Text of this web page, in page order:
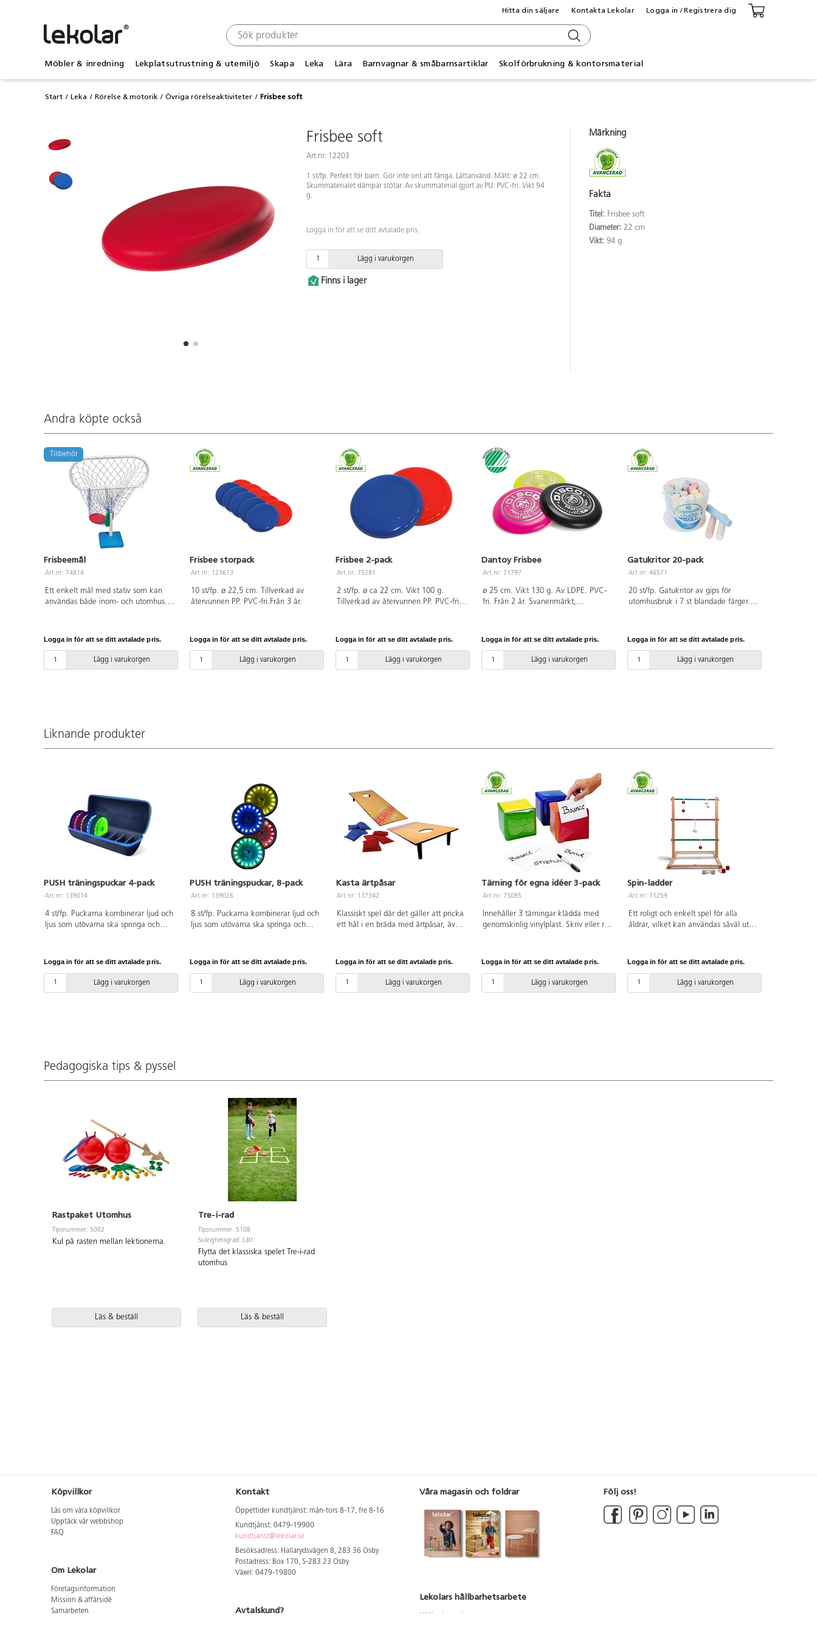
Möbler & inredning Lekplatsutrustning & utemiljö Skapa Leka Lära Barnvagnar & småbarnsartiklar Skolförbrukning & kontorsmaterial
Hitta din säljare Kontakta Lekolar Logga in / Registrera dig
Start Leka Rörelse & motorik Övriga rörelseaktiviteter Frisbee soft
Frisbee soft
Art.nr: 12203
1 st/fp. Perfekt för barn. Gör inte ont att fånga. Lättanvänd. Mått: ø 22 cm.
Skummaterialet dämpar stötar. Av skummaterial gjort av PU. PVC-fri. Vikt 94
g.
Logga in för att se ditt avtalade pris.
Lägg i varukorgen
Finns i lager
Märkning
Fakta
Titel: Frisbee soft
Diameter: 22 cm
Vikt: 94 g
Andra köpte också
Tillbehör
Frisbeemål
Art.nr: 74814
Ett enkelt mål med stativ som kan
användas både inom- och utomhus.
PVC, utan förbjudna ftalater.
Logga in för att se ditt avtalade pris.
Lägg i varukorgen
Frisbee storpack
Art.nr: 123613
10 st/fp. ø 22,5 cm. Tillverkad av
återvunnen PP. PVC-fri.Från 3 år.
Logga in för att se ditt avtalade pris.
Lägg i varukorgen
Frisbee 2-pack
Art.nr: 75281
2 st/fp. ø ca 22 cm. Vikt 100 g.
Tillverkad av återvunnen PP. PVC-fri.
Logga in för att se ditt avtalade pris.
Lägg i varukorgen
Dantoy Frisbee
Art.nr: 71797
ø 25 cm. Vikt 130 g. Av LDPE. PVC-
fri. Från 2 år. Svanenmärkt,
Logga in för att se ditt avtalade pris.
Lägg i varukorgen
Gatukritor 20-pack
Art.nr: 46571
20 st/fp. Gatukritor av gips för
utomhusbruk i 7 st blandade färger.
Logga in för att se ditt avtalade pris.
Lägg i varukorgen
Liknande produkter
PUSH träningspuckar 4-pack
Art.nr: 139014
4 st/fp. Puckarna kombinerar ljud och
ljus som utövarna ska springa och
håller för ca 8 timmars kontinuerligt
användande. Kablar, laddningshub
Logga in för att se ditt avtalade pris.
Lägg i varukorgen
PUSH träningspuckar, 8-pack
Art.nr: 139026
8 st/fp. Puckarna kombinerar ljud och
ljus som utövarna ska springa och
håller för ca 8 timmars kontinuerligt
användande. Kablar och
Logga in för att se ditt avtalade pris.
Lägg i varukorgen
Kasta ärtpåsar
Art.nr: 137342
Klassiskt spel där det gäller att pricka
ett hål i en bräda med ärtpåsar, även
kan vara med. Spelet kan spelas var
som helst, bara du har ett plant
Logga in för att se ditt avtalade pris.
Lägg i varukorgen
Tärning för egna idéer 3-pack
Art.nr: 75085
Innehåller 3 tärningar klädda med
genomskinlig vinylplast. Skriv eller rita
som erbjuder både gymnastiklärare,
förskollärare och klasslärare stora
Logga in för att se ditt avtalade pris.
Lägg i varukorgen
Spin-ladder
Art.nr: 71259
Ett roligt och enkelt spel för alla
åldrar, vilket kan användas såväl ute
och instruktioner medföljer. Storlek:
88,5x60x57 cm. Av FSC-märkt trä.
Logga in för att se ditt avtalade pris.
Lägg i varukorgen
Pedagogiska tips & pyssel
Rastpaket Utomhus
Tipsnummer: 5002
Kul på rasten mellan lektionerna.
Läs & beställ
Tre-i-rad
Tipsnummer: 5108
Svårighetsgrad: Lätt
Flytta det klassiska spelet Tre-i-rad
utomhus
Läs & beställ
Köpvillkor
Läs om våra köpvillkor
Upptäck vår webbshop
FAQ
Om Lekolar
Företagsinformation
Mission & affärsidé
Samarbeten
Kontakt
Öppettider kundtjänst: mån-tors 8-17, fre 8-16
Kundtjänst: 0479-19900
kundtjanst@lekolar.se
Besöksadress: Hallarydsvägen 8, 283 36 Osby
Postadress: Box 170, S-283 23 Osby
Växel: 0479-19800
Avtalskund?
Våra magasin och foldrar
Lekolars hållbarhetsarbete
Följ oss!